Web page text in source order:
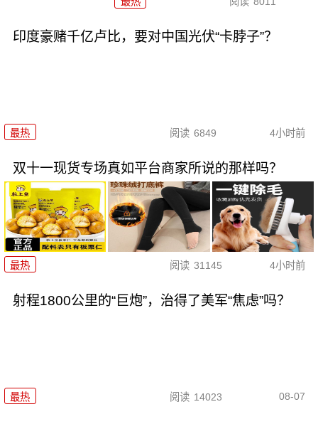
印度豪赌千亿卢比，要对中国光伏“卡脖子”？
最热 阅读 6849 4小时前
双十一现货专场真如平台商家所说的那样吗？
最热 阅读 31145 4小时前
射程1800公里的“巨炮”，治得了美军“焦虑”吗？
最热 阅读 14023 08-07